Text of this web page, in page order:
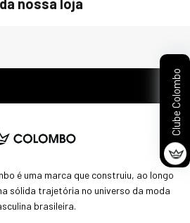
é uma marca que construiu, ao longo
sólida trajetória no universo da moda
brasileira.
Clube Colombo